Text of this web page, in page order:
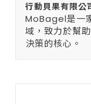
行動貝果有限
MoBagel是一
域，致力於幫
決策的核心。